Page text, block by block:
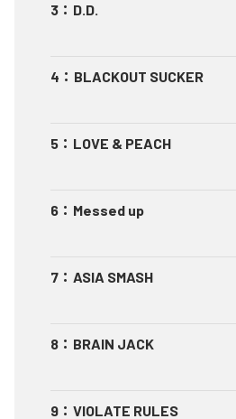
3 ： D.D.
4 ： BLACKOUT SUCKER
5 ： LOVE & PEACH
6 ： Messed up
7 ： ASIA SMASH
8 ： BRAIN JACK
9 ： VIOLATE RULES